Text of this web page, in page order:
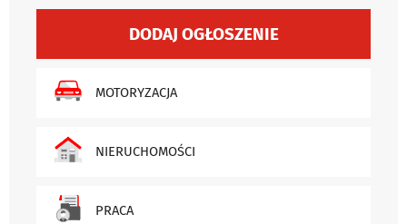
DODAJ OGŁOSZENIE
MOTORYZACJA
NIERUCHOMOŚCI
PRACA